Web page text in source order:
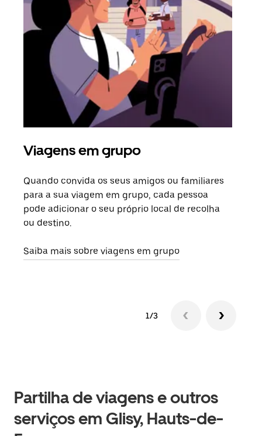
Viagens em grupo
Quando convida os seus amigos ou familiares
para a sua viagem em grupo, cada pessoa
pode adicionar o seu próprio local de recolha
ou destino.
Saiba mais sobre viagens em grupo
1/3
Partilha de viagens e outros
serviços em Glisy, Hauts-de-